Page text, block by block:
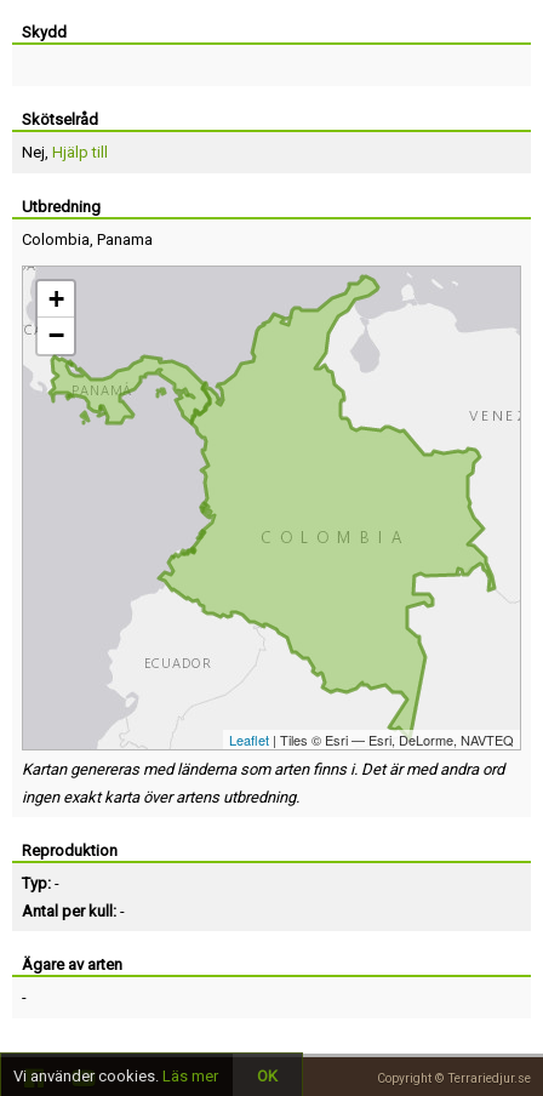
Skydd
Skötselråd
Nej, Hjälp till
Utbredning
Colombia, Panama
+
−
Leaflet | Tiles © Esri — Esri, DeLorme, NAVTEQ
Kartan genereras med länderna som arten finns i. Det är med andra ord
ingen exakt karta över artens utbredning.
Reproduktion
Typ: -
Antal per kull: -
Ägare av arten
-
Copyright © Terrariedjur.se
Vi använder cookies. Läs mer OK